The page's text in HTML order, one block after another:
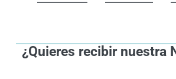
¿Quieres recibir nuestra